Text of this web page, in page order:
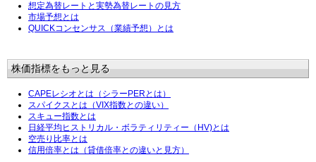
想定為替レートと実勢為替レートの見方
市場予想とは
QUICKコンセンサス（業績予想）とは
株価指標をもっと見る
CAPEレシオとは（シラーPERとは）
スパイクスとは（VIX指数との違い）
スキュー指数とは
日経平均ヒストリカル・ボラティリティー（HV)とは
空売り比率とは
信用倍率とは（貸借倍率との違いと見方）